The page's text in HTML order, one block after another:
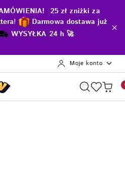
25 zł zniżki za
! Darmowa dostawa już
WYSYŁKA 24 h 🚀
Moje konto